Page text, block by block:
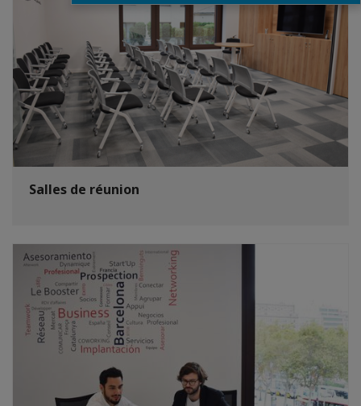
Salles de réunion